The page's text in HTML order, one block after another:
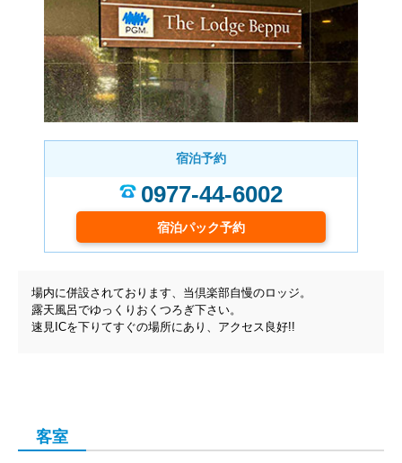
宿泊予約
0977-44-6002
場内に併設されております、当倶楽部自慢のロッジ。
露天風呂でゆっくりおくつろぎ下さい。
速見ICを下りてすぐの場所にあり、アクセス良好!!
客室